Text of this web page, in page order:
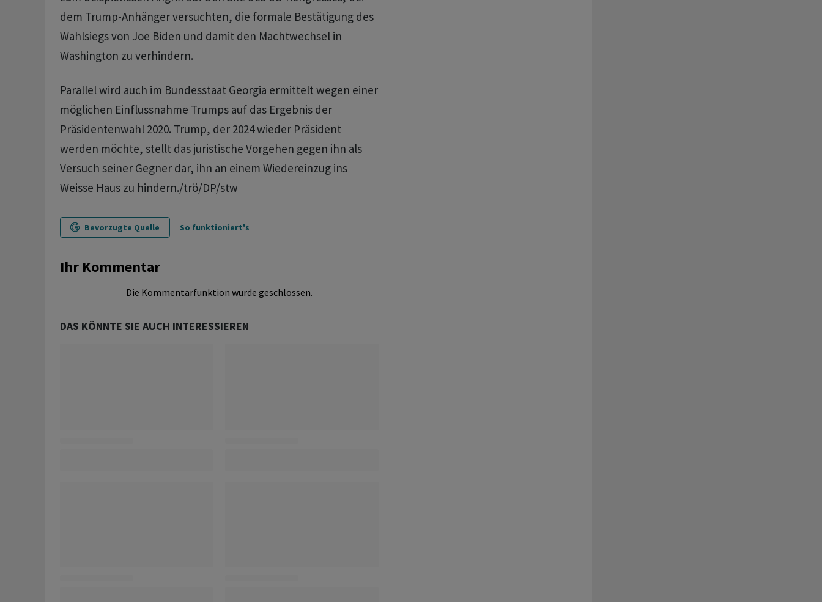
dem Trump-Anhänger versuchten, die formale Bestätigung des
Wahlsiegs von Joe Biden und damit den Machtwechsel in
Washington zu verhindern.
Parallel wird auch im Bundesstaat Georgia ermittelt wegen einer
möglichen Einflussnahme Trumps auf das Ergebnis der
Präsidentenwahl 2020. Trump, der 2024 wieder Präsident
werden möchte, stellt das juristische Vorgehen gegen ihn als
Versuch seiner Gegner dar, ihn an einem Wiedereinzug ins
Weisse Haus zu hindern./trö/DP/stw
Bevorzugte Quelle So funktioniert's
Ihr Kommentar
Die Kommentarfunktion wurde geschlossen.
DAS KÖNNTE SIE AUCH INTERESSIEREN